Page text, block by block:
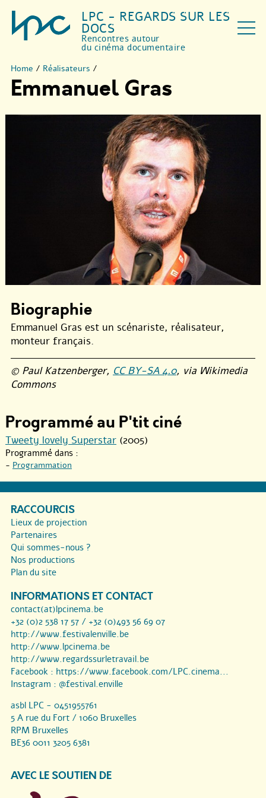
LPC - REGARDS SUR LES
DOCS
Rencontres autour
du cinéma documentaire
Home / Réalisateurs /
Emmanuel Gras
Biographie
Emmanuel Gras est un scénariste, réalisateur,
monteur français.
© Paul Katzenberger, CC BY-SA 4.0, via Wikimedia
Commons
Programmé au P'tit ciné
Tweety lovely Superstar (2005)
Programmé dans :
- Programmation
RACCOURCIS
Lieux de projection
Partenaires
Qui sommes-nous ?
Nos productions
Plan du site
INFORMATIONS ET CONTACT
contact(at)lpcinema.be
+32 (0)2 538 17 57 / +32 (0)493 56 69 07
http://www.festivalenville.be
http://www.lpcinema.be
http://www.regardssurletravail.be
Facebook : https://www.facebook.com/LPC.cinema...
Instagram : @festival.enville
asbl LPC - 0451955761
5 A rue du Fort / 1060 Bruxelles
RPM Bruxelles
BE36 0011 3205 6381
AVEC LE SOUTIEN DE